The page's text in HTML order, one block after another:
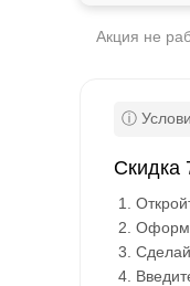
Акция не
Скидка